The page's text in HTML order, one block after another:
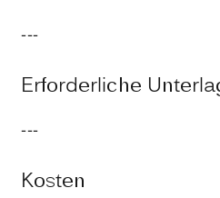
---
Erforderliche
---
Kosten